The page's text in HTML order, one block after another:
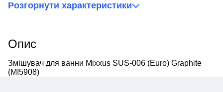
Розгорнути характеристики
Опис
Змішувач для ванни Mixxus SUS-006 (Euro) Graphite
(MI5908)